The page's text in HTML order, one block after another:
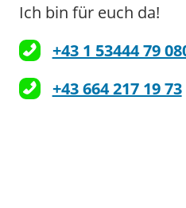
Ich bin für euch da!
+43 1 53444 79
+43 664 217 19 73